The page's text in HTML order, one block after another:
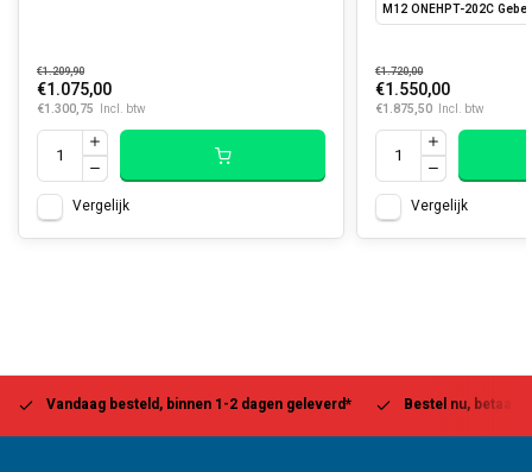
€1.209,90
€1.075,00
€1.300,75 Incl. btw
Vergelijk
M12 ONEHPT-202C
€1.720,00
€1.550,00
€1.875,50 Incl. btw
Vergelijk
Vandaag besteld, binnen 1-2 dagen geleverd* Bestel nu, betaal